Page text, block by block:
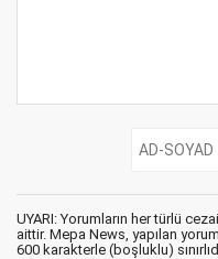
UYARI: Yorumların her türlü
aittir. Mepa News, yapılan
600 karakterle (boşluklu)